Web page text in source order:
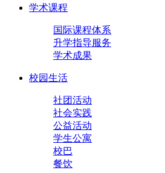
学术课程
国际课程体系
升学指导服务
学术成果
校园生活
社团活动
社会实践
公益活动
学生公寓
校巴
餐饮